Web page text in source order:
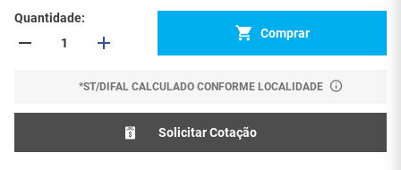
Quantidade
Comprar
*ST/DIFAL CALCULADO CONFORME LOCALIDADE
Solicitar Cotação